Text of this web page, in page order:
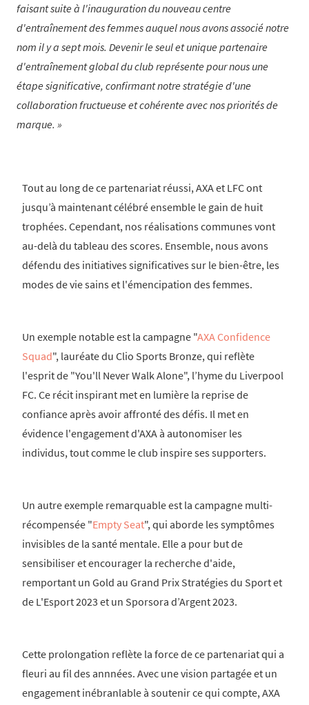
faisant suite à l'inauguration du nouveau centre
d'entraînement des femmes auquel nous avons associé notre
nom il y a sept mois. Devenir le seul et unique partenaire
d'entraînement global du club représente pour nous une
étape significative, confirmant notre stratégie d'une
collaboration fructueuse et cohérente avec nos priorités de
marque.
Tout au long de ce partenariat réussi, AXA et LFC ont
jusqu’à maintenant célébré ensemble le gain de huit
trophées. Cependant, nos réalisations communes vont
au-delà du tableau des scores. Ensemble, nous avons
défendu des initiatives significatives sur le bien-être, les
modes de vie sains et l'émencipation des femmes.
Un exemple notable est la campagne "AXA Confidence
Squad", lauréate du Clio Sports Bronze, qui reflète
l'esprit de "You'll Never Walk Alone", l’hyme du Liverpool
FC. Ce récit inspirant met en lumière la reprise de
confiance après avoir affronté des défis. Il met en
évidence l'engagement d'AXA à autonomiser les
individus, tout comme le club inspire ses supporters.
Un autre exemple remarquable est la campagne multi-
récompensée "Empty Seat", qui aborde les symptômes
invisibles de la santé mentale. Elle a pour but de
sensibiliser et encourager la recherche d'aide,
remportant un Gold au Grand Prix Stratégies du Sport et
de L'Esport 2023 et un Sporsora d’Argent 2023.
Cette prolongation reflète la force de ce partenariat qui a
fleuri au fil des annnées. Avec une vision partagée et un
engagement inébranlable à soutenir ce qui compte, AXA